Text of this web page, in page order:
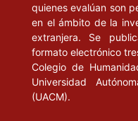
quienes evalúan son
en el ámbito de la
extranjera. Se
formato electrónico
Colegio de
Universidad
(UACM).